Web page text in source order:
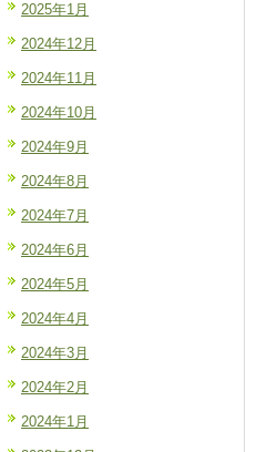
2025年1月
2024年12月
2024年11月
2024年10月
2024年9月
2024年8月
2024年7月
2024年6月
2024年5月
2024年4月
2024年3月
2024年2月
2024年1月